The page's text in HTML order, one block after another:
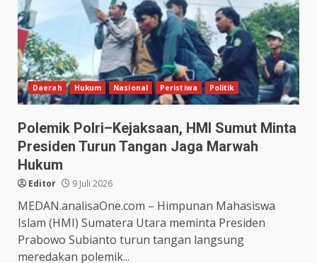
Daerah Hukum Nasional Peristiwa Politik
Polemik Polri–Kejaksaan, HMI Sumut Minta
Presiden Turun Tangan Jaga Marwah
Hukum
Editor 9 Juli 2026
MEDAN.analisaOne.com – Himpunan Mahasiswa
Islam (HMI) Sumatera Utara meminta Presiden
Prabowo Subianto turun tangan langsung
meredakan polemik...